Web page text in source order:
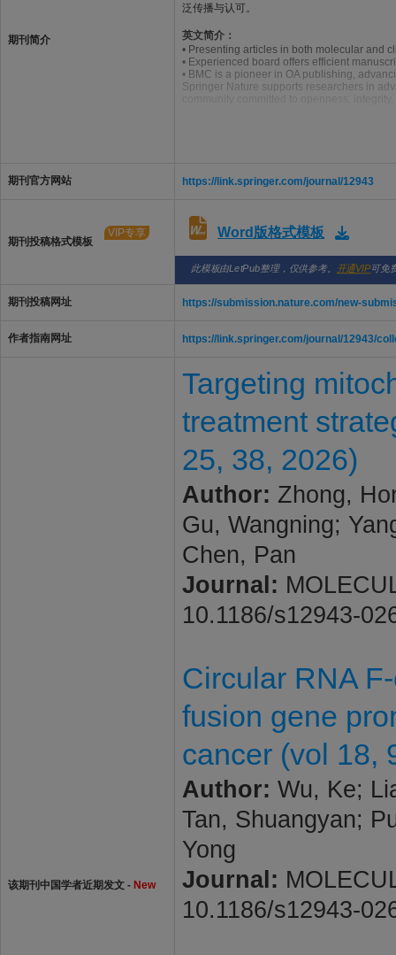
期刊简介
泛传播与认可。
英文简介：
• Presenting articles in both molecular and
• Experienced board offers efficient
• BMC is a pioneer in OA publishing,
Springer Nature supports researchers in
期刊官方网站 https://link.springer.com/journal/12943
期刊投稿格式模板
VIP专享 Word版格式模板
此模板由LetPub整理，仅供参考。 开通VIP可免
期刊投稿网址 https://submission.nature.com/new-
作者指南网址 https://link.springer.com/journal/12943/
该期刊中国学者近期发文 - New
Targeting
treatment
25, 38, 2026)
Author: Zhong,
Gu, Wangning;
Chen, Pan
Journal:
10.1186/s12943-
Circular RNA
fusion gene
cancer (vol 18,
Author: Wu, Ke;
Tan, Shuangyan;
Yong
Journal:
10.1186/s12943-